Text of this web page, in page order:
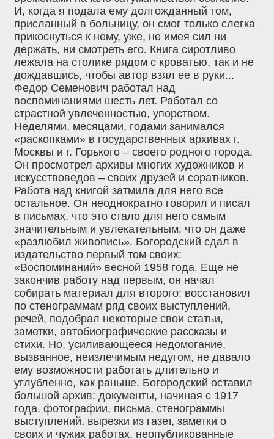
И, когда я подала ему долгожданный том,
присланный в больницу, он смог только слегка
прикоснуться к нему, уже, не имея сил ни
держать, ни смотреть его. Книга сиротливо
лежала на столике рядом с кроватью, так и не
дождавшись, чтобы автор взял ее в руки...
Федор Семенович работал над
воспоминаниями шесть лет. Работал со
страстной увлеченностью, упорством.
Неделями, месяцами, годами занимался
«раскопками» в государственных архивах г.
Москвы и г. Горького – своего родного города.
Он просмотрел архивы многих художников и
искусствоведов – своих друзей и соратников.
Работа над книгой затмила для него все
остальное. Он неоднократно говорил и писал
в письмах, что это стало для него самым
значительным и увлекательным, что он даже
«разлюбил живопись». Богородский сдал в
издательство первый том своих:
«Воспоминаний» весной 1958 года. Еще не
закончив работу над первым, он начал
собирать материал для второго: восстановил
по стенограммам ряд своих выступлений,
речей, подобрал некоторые свои статьи,
заметки, автобиографические рассказы и
стихи. Но, усиливающееся недомогание,
вызванное, неизлечимым недугом, не давало
ему возможности работать длительно и
углубленно, как раньше. Богородский оставил
большой архив: документы, начиная с 1917
года, фотографии, письма, стенограммы
выступлений, вырезки из газет, заметки о
своих и чужих работах, неопубликованные